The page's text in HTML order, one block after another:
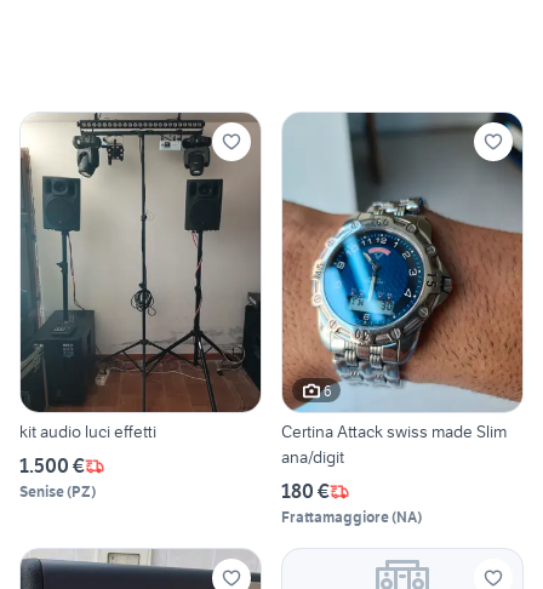
kit audio luci effetti
1.500 €
Senise(PZ)
6
Certina Attack swiss made Slim
ana/digit
180 €
Frattamaggiore(NA)